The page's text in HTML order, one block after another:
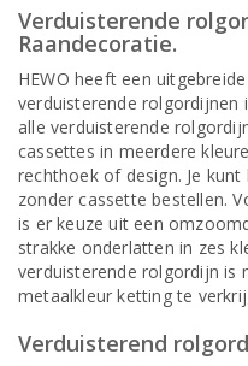
Verduisterende
Raandecoratie.
HEWO heeft een
verduisterende rolgordijnen
alle verduisterende
cassettes in meerdere
rechthoek of design. Je
zonder cassette bestellen.
is er keuze uit een
strakke onderlatten in zes
verduisterende rolgordijn is
metaalkleur ketting te
Verduisterend